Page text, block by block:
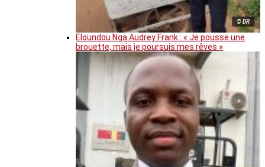
© DR
Eloundou Nga Audrey Frank : « Je pousse une
brouette, mais je poursuis mes rêves »